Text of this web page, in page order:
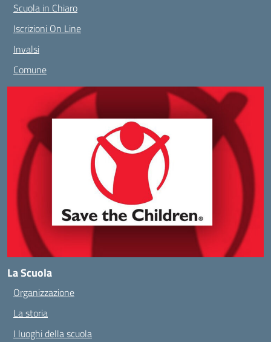
Scuola in Chiaro
Iscrizioni On Line
Invalsi
Comune
La Scuola
Organizzazione
La storia
I luoghi della scuola